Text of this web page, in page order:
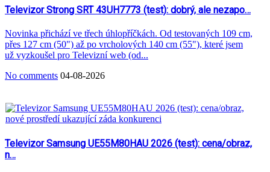
Televizor Strong SRT 43UH7773 (test): dobrý, ale nezapo…
Novinka přichází ve třech úhlopříčkách. Od testovaných 109 cm,
přes 127 cm (50") až po vrcholových 140 cm (55"), které jsem
už vyzkoušel pro Televizní web (od...
No comments 04-08-2026
Televizor Samsung UE55M80HAU 2026 (test): cena/obraz,
n…